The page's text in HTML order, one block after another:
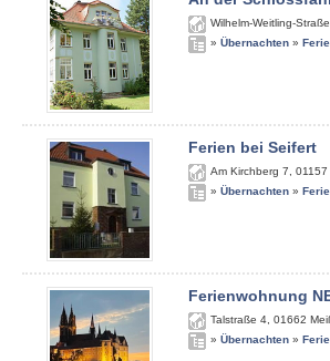
Wilhelm-Weitling-
» Übernachten »
Ferien bei Seifert
Am Kirchberg 7 01157
» Übernachten »
Ferienwohnung
Talstraße 4 01662
» Übernachten »